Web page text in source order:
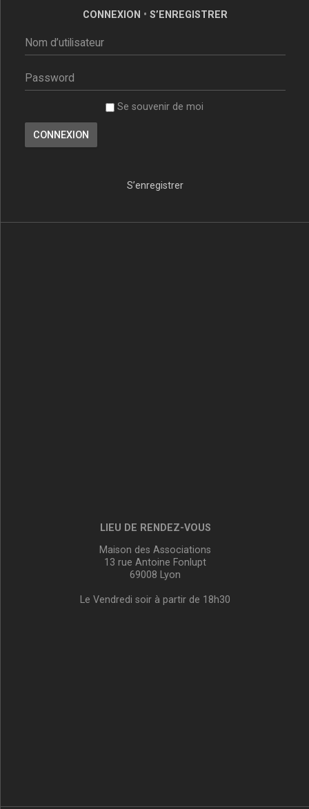
CONNEXION • S’ENREGISTRER
Se souvenir de moi
S’enregistrer
LIEU DE RENDEZ-VOUS
Maison des Associations
13 rue Antoine Fonlupt
69008 Lyon
Le Vendredi soir à partir de 18h30